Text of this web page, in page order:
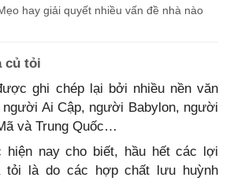
hay giải quyết nhiều vấn đề nhà nào
củ tỏi
ghi chép lại bởi nhiều nền văn
người Ai Cập, người Babylon, người
và Trung Quốc…
hiện nay cho biết, hầu hết các lợi
tỏi là do các hợp chất lưu huỳnh